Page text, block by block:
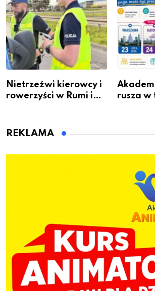
Nietrzeźwi kierowcy i
rowerzyści w Rumi i
rusza w
REKLAMA